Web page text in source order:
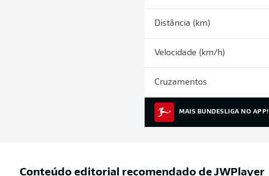
Distância (km)
Velocidade (km/h)
Cruzamentos
MAIS BUNDESLIGA NO APP!
Conteúdo editorial recomendado deJWPlayer